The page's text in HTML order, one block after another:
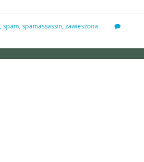
, spam, spamassassin, zawieszona